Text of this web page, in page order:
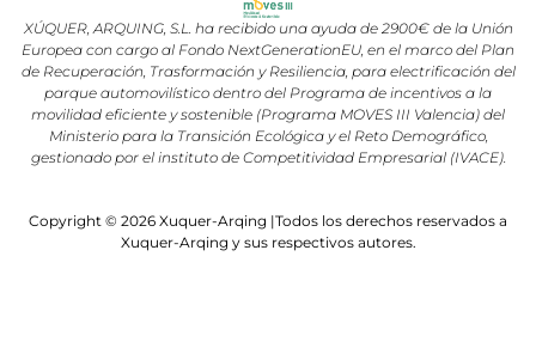
XÚQUER, ARQUING, S.L. ha recibido una ayuda de 2900€ de la Unión
Europea con cargo al Fondo NextGenerationEU, en el marco del Plan
de Recuperación, Trasformación y Resiliencia, para electrificación del
parque automovilístico dentro del Programa de incentivos a la
movilidad eficiente y sostenible (Programa MOVES III Valencia) del
Ministerio para la Transición Ecológica y el Reto Demográfico,
gestionado por el instituto de Competitividad Empresarial (IVACE).
Copyright © 2026 Xuquer-Arqing |Todos los derechos reservados a
Xuquer-Arqing y sus respectivos autores.